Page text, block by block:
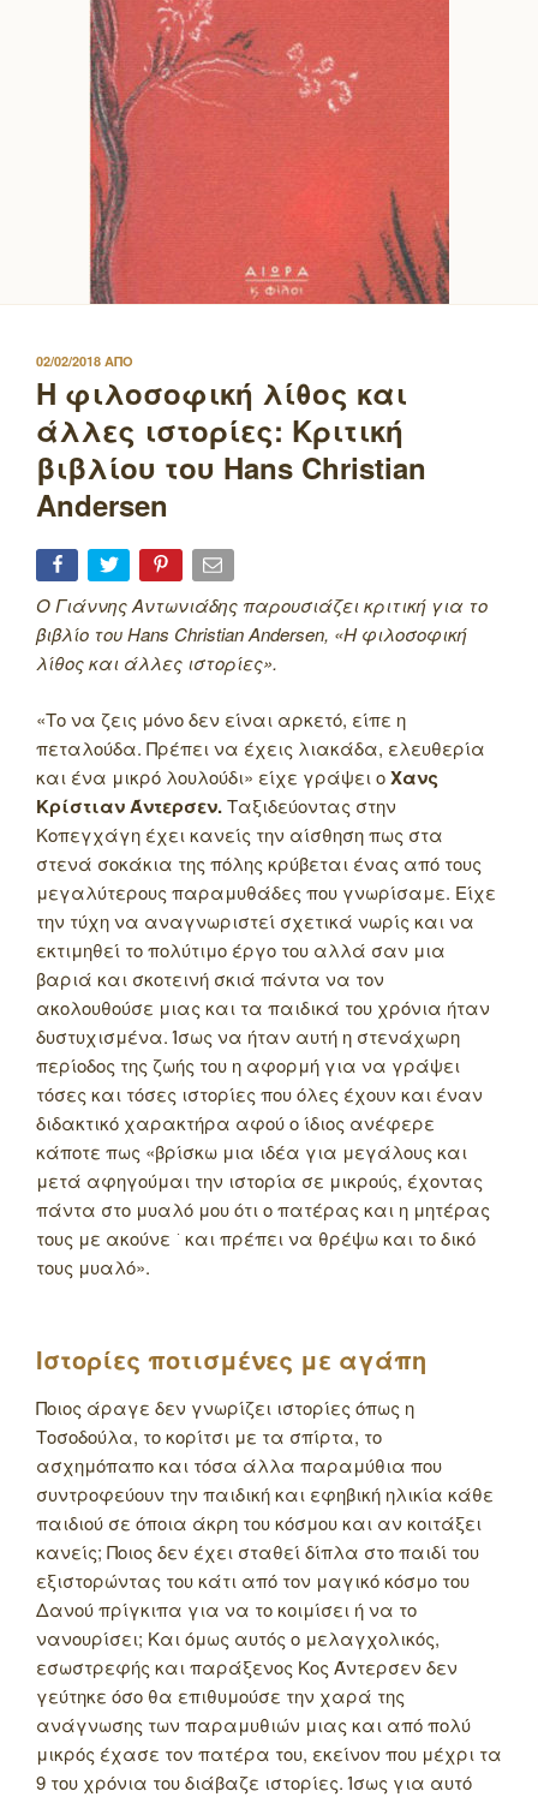
ΔΗΜΟΣΙΕΥΤΗΚΕ
ΣΤΙΣ
02/02/2018 ΑΠΟ
Η φιλοσοφική λίθος και
άλλες ιστορίες: Κριτική
βιβλίου του Hans Christian
Andersen
Ο Γιάννης Αντωνιάδης παρουσιάζει κριτική για το
βιβλίο του Hans Christian Andersen, «Η φιλοσοφική
λίθος και άλλες ιστορίες».
«Το να ζεις μόνο δεν είναι αρκετό, είπε η
πεταλούδα. Πρέπει να έχεις λιακάδα, ελευθερία
και ένα μικρό λουλούδι» είχε γράψει οΧανς
Κρίστιαν Άντερσεν.Ταξιδεύοντας στην
Κοπεγχάγη έχει κανείς την αίσθηση πως στα
στενά σοκάκια της πόλης κρύβεται ένας από τους
μεγαλύτερους παραμυθάδες που γνωρίσαμε. Είχε
την τύχη να αναγνωριστεί σχετικά νωρίς και να
εκτιμηθεί το πολύτιμο έργο του αλλά σαν μια
βαριά και σκοτεινή σκιά πάντα να τον
ακολουθούσε μιας και τα παιδικά του χρόνια ήταν
δυστυχισμένα. Ίσως να ήταν αυτή η στενάχωρη
περίοδος της ζωής του η αφορμή για να γράψει
τόσες και τόσες ιστορίες που όλες έχουν και έναν
διδακτικό χαρακτήρα αφού ο ίδιος ανέφερε
κάποτε πως «βρίσκω μια ιδέα για μεγάλους και
μετά αφηγούμαι την ιστορία σε μικρούς, έχοντας
πάντα στο μυαλό μου ότι ο πατέρας και η μητέρας
τους με ακούνε ͘ και πρέπει να θρέψω και το δικό
τους μυαλό».
Ιστορίες ποτισμένες με αγάπη
Ποιος άραγε δεν γνωρίζει ιστορίες όπως η
Τοσοδούλα, το κορίτσι με τα σπίρτα, το
ασχημόπαπο και τόσα άλλα παραμύθια που
συντροφεύουν την παιδική και εφηβική ηλικία κάθε
παιδιού σε όποια άκρη του κόσμου και αν κοιτάξει
κανείς; Ποιος δεν έχει σταθεί δίπλα στο παιδί του
εξιστορώντας του κάτι από τον μαγικό κόσμο του
Δανού πρίγκιπα για να το κοιμίσει ή να το
νανουρίσει; Και όμως αυτός ο μελαγχολικός,
εσωστρεφής και παράξενος Κος Άντερσεν δεν
γεύτηκε όσο θα επιθυμούσε την χαρά της
ανάγνωσης των παραμυθιών μιας και από πολύ
μικρός έχασε τον πατέρα του, εκείνον που μέχρι τα
9 του χρόνια του διάβαζε ιστορίες. Ίσως για αυτό